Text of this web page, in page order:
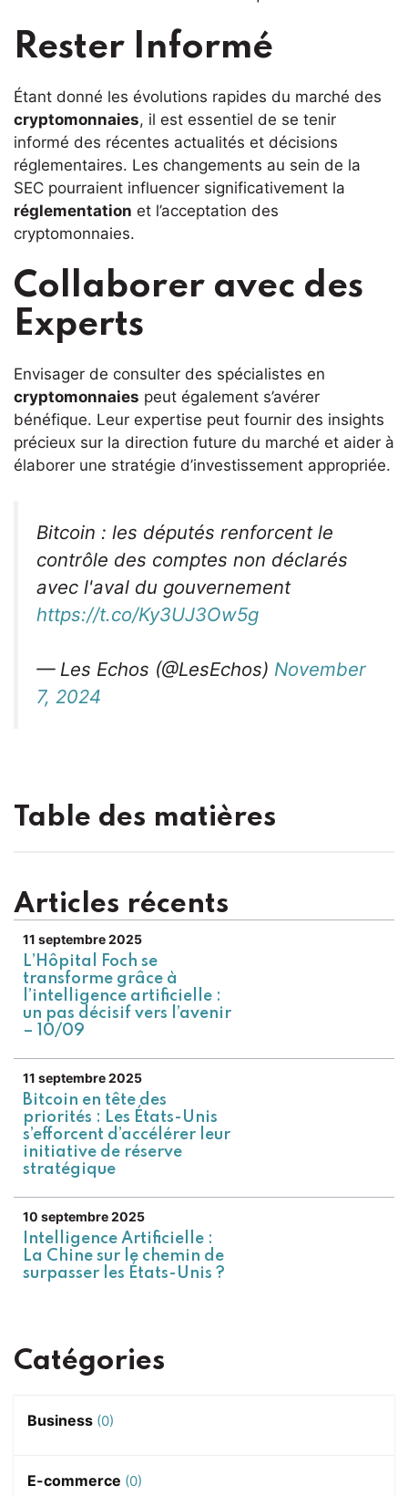
Rester Informé
Étant donné les évolutions rapides du marché des
cryptomonnaies, il est essentiel de se tenir
informé des récentes actualités et décisions
réglementaires. Les changements au sein de la
SEC pourraient influencer significativement la
réglementation et l’acceptation des
cryptomonnaies.
Collaborer avec des
Experts
Envisager de consulter des spécialistes en
cryptomonnaies peut également s’avérer
bénéfique. Leur expertise peut fournir des insights
précieux sur la direction future du marché et aider à
élaborer une stratégie d’investissement appropriée.
Bitcoin : les députés renforcent le
contrôle des comptes non déclarés
avec l'aval du gouvernement
https://t.co/Ky3UJ3Ow5g
— Les Echos (@LesEchos) November
7, 2024
Table des matières
Articles récents
11 septembre 2025
L’Hôpital Foch se
transforme grâce à
l’intelligence artificielle :
un pas décisif vers l’avenir
– 10/09
11 septembre 2025
Bitcoin en tête des
priorités : Les États-Unis
s’efforcent d’accélérer leur
initiative de réserve
stratégique
10 septembre 2025
Intelligence Artificielle :
La Chine sur le chemin de
surpasser les États-Unis ?
Catégories
Business (0)
E-commerce (0)